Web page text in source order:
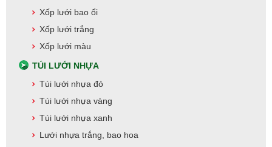
Xốp lưới bao ổi
Xốp lưới trắng
Xốp lưới màu
TÚI LƯỚI NHỰA
Túi lưới nhựa đỏ
Túi lưới nhựa vàng
Túi lưới nhựa xanh
Lưới nhựa trắng, bao hoa